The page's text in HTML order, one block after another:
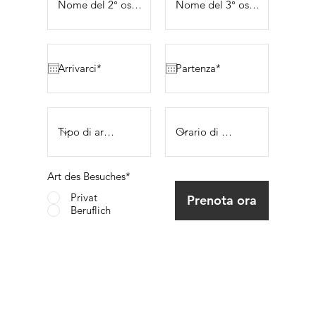
Prenota ora
Art des Besuches*
Privat
Beruflich